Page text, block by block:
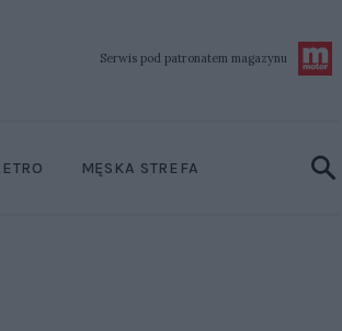
Serwis pod patronatem magazynu
MĘSKA STREFA